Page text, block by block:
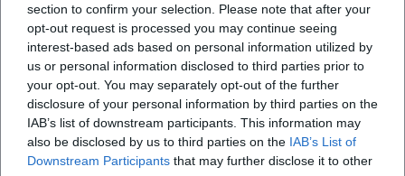
section to confirm your selection. Please note that after your
opt-out request is processed you may continue seeing
interest-based ads based on personal information utilized by
us or personal information disclosed to third parties prior to
your opt-out. You may separately opt-out of the further
disclosure of your personal information by third parties on the
IAB’s list of downstream participants. This information may
also be disclosed by us to third parties on the IAB’s List of
Downstream Participants that may further disclose it to other
Allerheiligen (01.11.2025) geschlossen; Buß- und
Bettag (19.11.2025) geöffnet; an Heiligabend, den
Weihnachtsfeiertagen, Silvester sowie Neujahr
bleibt geschlossen; der Dreikönigstag (06.01.2026)
ist geöffnet. Wer einen kombinierten Innen- und
Außenbesuch plant, profitiert von der Flexibilität
des Geotops: Der Basaltkegel mit
Was kostet der Eintritt ins Vulkanerlebnis
Parkstein?
Wie kaufe ich Tickets oder buche Führungen?
Wo kann ich beim Vulkanerlebnis Parkstein